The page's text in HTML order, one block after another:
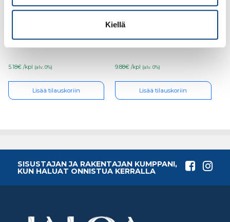
Kiellä
5.18€ /kpl (alv. 0%)
Lisää tilauskoriin
M12x2000 Zn 8.8/kelt.
9.88€ /kpl (alv. 0%)
Lisää tilauskoriin
SISUSTAJAN JA RAKENTAJAN KUMPPANI,
KUN HALUAT ONNISTUA KERRALLA